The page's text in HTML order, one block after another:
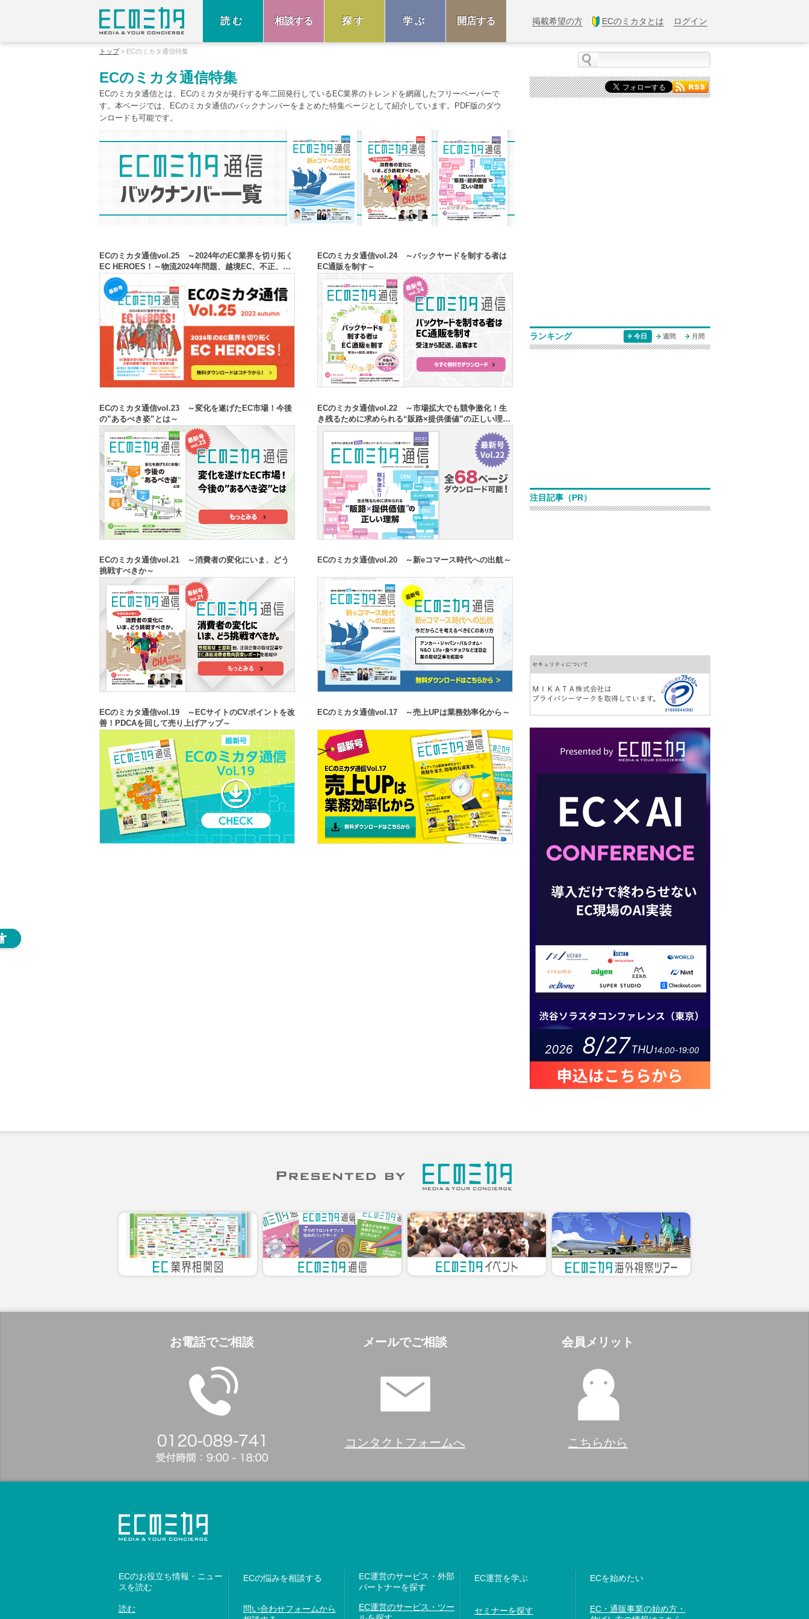
読む 相談する 探す 学ぶ 開店する 掲載希望の方 ECのミカタとは ログイン
トップ ECのミカタ通信特集
ECのミカタ通信特集
ECのミカタ通信とは、ECのミカタが発行する年二回発行しているEC業界のトレンドを網羅したフリーペーパーで
す。本ページでは、ECのミカタ通信のバックナンバーをまとめた特集ページとして紹介しています。PDF版のダウ
ンロードも可能です。
ECのミカタ通信vol.25 ～2024年のEC業界を切り拓く
EC HEROES！～物流2024年問題、越境EC、不正、月
商の「壁」、どう対策？～
ECのミカタ通信vol.24 ～バックヤードを制する者は
EC通販を制す～
ECのミカタ通信vol.23 ～変化を遂げたEC市場！今後
の”あるべき姿”とは～
ECのミカタ通信vol.22 ～市場拡大でも競争激化！生
き残るために求められる“販路×提供価値”の正しい理解
～
ECのミカタ通信vol.21 ～消費者の変化にいま、どう
挑戦すべきか～
ECのミカタ通信vol.20 ～新eコマース時代への出航～
ECのミカタ通信vol.19 ～ECサイトのCVポイントを改
善！PDCAを回して売り上げアップ～
ECのミカタ通信vol.17 ～売上UPは業務効率化から～
ランキング 今日 週間 月間
注目記事（PR）
お電話でご相談 メールでご相談
コンタクトフォームへ
会員メリット
こちらから
ECのお役立ち情報・ニュー
スを読む
読む
ECの悩みを相談する
問い合わせフォームから
EC運営のサービス・外部
パートナーを探す
EC運営のサービス・ツー
EC運営を学ぶ
セミナーを探す
ECを始めたい
EC・通販事業の始め方・